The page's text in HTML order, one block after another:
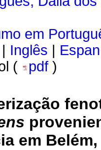
em
Inglês
(
pdf )
em